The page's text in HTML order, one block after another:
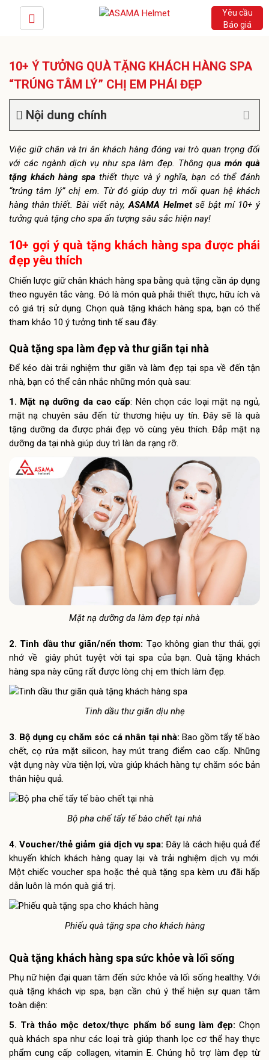
Yêu cầu
Báo giá
10+ Ý TƯỞNG QUÀ TẶNG KHÁCH HÀNG SPA
“TRÚNG TÂM LÝ” CHỊ EM PHÁI ĐẸP
Nội dung chính
Việc giữ chân và tri ân khách hàng đóng vai trò quan trọng đối
với các ngành dịch vụ như spa làm đẹp. Thông quamón quà
tặng khách hàng spathiết thực và ý nghĩa, bạn có thể đánh
“trúng tâm lý” chị em. Từ đó giúp duy trì mối quan hệ khách
hàng thân thiết. Bài viết này,ASAMA Helmetsẽ bật mí 10+ ý
tưởng quà tặng cho spa ấn tượng sâu sắc hiện nay!
10+ gợi ý quà tặng khách hàng spa được phái
đẹp yêu thích
Chiến lược giữ chân khách hàng spa bằng quà tặng cần áp dụng
theo nguyên tắc vàng. Đó là món quà phải thiết thực, hữu ích và
có giá trị sử dụng. Chọn quà tặng khách hàng spa, bạn có thể
tham khảo 10 ý tưởng tinh tế sau đây:
Quà tặng spa làm đẹp và thư giãn tại nhà
Để kéo dài trải nghiệm thư giãn và làm đẹp tại spa về đến tận
nhà, bạn có thể cân nhắc những món quà sau:
1. Mặt nạ dưỡng da cao cấp: Nên chọn các loại mặt nạ ngủ,
mặt nạ chuyên sâu đến từ thương hiệu uy tín. Đây sẽ là quà
tặng dưỡng da được phái đẹp vô cùng yêu thích. Đắp mặt nạ
dưỡng da tại nhà giúp duy trì làn da rạng rỡ.
Mặt nạ dưỡng da làm đẹp tại nhà
2. Tinh dầu thư giãn/nến thơm: Tạo không gian thư thái, gợi
nhớ về giây phút tuyệt vời tại spa của bạn. Quà tặng khách
hàng spa này cũng rất được lòng chị em thích làm đẹp.
Tinh dầu thư giãn dịu nhẹ
3. Bộ dụng cụ chăm sóc cá nhân tại nhà: Bao gồm tẩy tế bào
chết, cọ rửa mặt silicon, hay mút trang điểm cao cấp. Những
vật dụng này vừa tiện lợi, vừa giúp khách hàng tự chăm sóc bản
thân hiệu quả.
Bộ pha chế tẩy tế bào chết tại nhà
4. Voucher/thẻ giảm giá dịch vụ spa: Đây là cách hiệu quả để
khuyến khích khách hàng quay lại và trải nghiệm dịch vụ mới.
Một chiếc voucher spa hoặc thẻ quà tặng spa kèm ưu đãi hấp
dẫn luôn là món quà giá trị.
Phiếu quà tặng spa cho khách hàng
Quà tặng khách hàng spa sức khỏe và lối sống
Phụ nữ hiện đại quan tâm đến sức khỏe và lối sống healthy. Với
quà tặng khách vip spa, bạn cần chú ý thể hiện sự quan tâm
toàn diện:
5. Trà thảo mộc detox/thực phẩm bổ sung làm đẹp: Chọn
quà khách spa như các loại trà giúp thanh lọc cơ thể hay thực
phẩm cung cấp collagen, vitamin E. Chúng hỗ trợ làm đẹp từ